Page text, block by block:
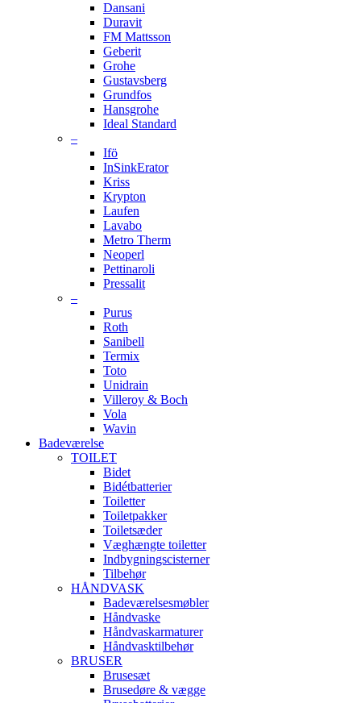
Dansani
Duravit
FM Mattsson
Geberit
Grohe
Gustavsberg
Grundfos
Hansgrohe
Ideal Standard
–
Ifö
InSinkErator
Kriss
Krypton
Laufen
Lavabo
Metro Therm
Neoperl
Pettinaroli
Pressalit
–
Purus
Roth
Sanibell
Termix
Toto
Unidrain
Villeroy & Boch
Vola
Wavin
Badeværelse
TOILET
Bidet
Bidétbatterier
Toiletter
Toiletpakker
Toiletsæder
Væghængte toiletter
Indbygningscisterner
Tilbehør
HÅNDVASK
Badeværelsesmøbler
Håndvaske
Håndvaskarmaturer
Håndvasktilbehør
BRUSER
Brusesæt
Brusedøre & vægge